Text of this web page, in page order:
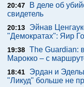
20:47
В деле об
свидетель
20:13
Эйнав
"Демократах": Яир
19:38 The Guardian:
Марокко – с
18:41
Эрдан и
"Ликуд" больше не